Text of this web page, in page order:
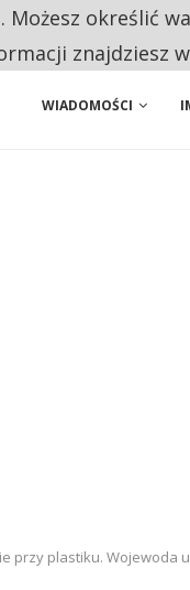
PRZEZNACZAJĄ NA
WIADOMOŚCI
przy plastiku. Wojewoda
Możesz określić
znajdziesz